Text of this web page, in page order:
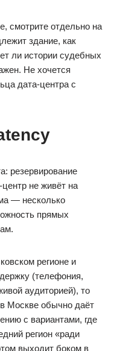
смотрите отдельно на
здание, как
ли истории судебных
Не хочется
дата-центра с
резервирование
не живёт на
— несколько
прямых
регионе и
(телефония,
аудиторией), то
Москве обычно даёт
с вариантами, где
регион «ради
выходит боком в